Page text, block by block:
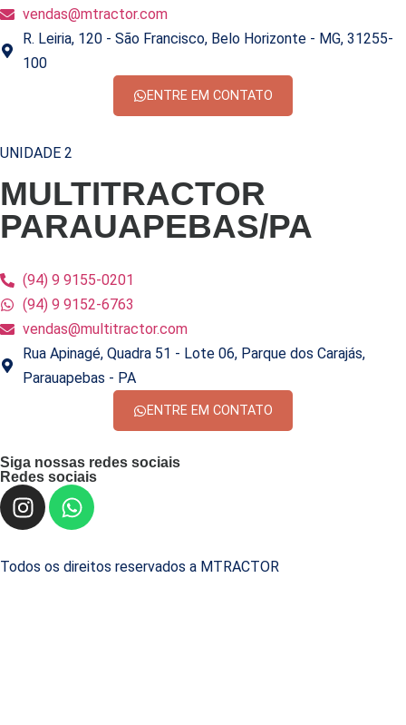
vendas@mtractor.com
R. Leiria, 120 - São Francisco, Belo Horizonte - MG, 31255-
100
ENTRE EM CONTATO
UNIDADE 2
MULTITRACTOR
PARAUAPEBAS/PA
(94) 9 9155-0201
(94) 9 9152-6763
vendas@multitractor.com
Rua Apinagé, Quadra 51 - Lote 06, Parque dos Carajás,
Parauapebas - PA
ENTRE EM CONTATO
Siga nossas redes sociais
Redes sociais
Todos os direitos reservados a MTRACTOR